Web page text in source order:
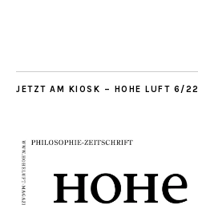
JETZT AM KIOSK – HOHE LUFT 6/22